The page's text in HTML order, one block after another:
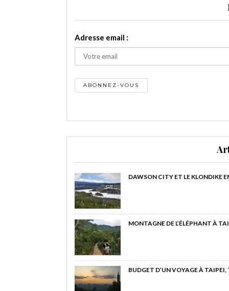
Adresse email :
DAWSON CITY ET LE KLONDIKE
MONTAGNE DE L’ÉLÉPHANT À
BUDGET D’UN VOYAGE À